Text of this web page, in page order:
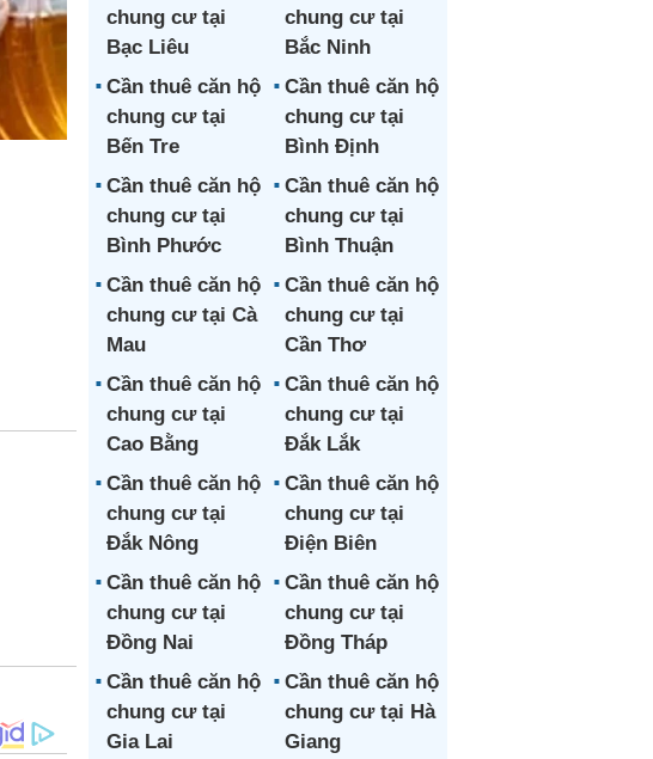
chung cư tại
Bạc Liêu
chung cư tại
Bắc Ninh
Cần thuê căn hộ
chung cư tại
Bến Tre
Cần thuê căn hộ
chung cư tại
Bình Định
Cần thuê căn hộ
chung cư tại
Bình Phước
Cần thuê căn hộ
chung cư tại
Bình Thuận
Cần thuê căn hộ
chung cư tại Cà
Mau
Cần thuê căn hộ
chung cư tại
Cần Thơ
Cần thuê căn hộ
chung cư tại
Cao Bằng
Cần thuê căn hộ
chung cư tại
Đắk Lắk
Cần thuê căn hộ
chung cư tại
Đắk Nông
Cần thuê căn hộ
chung cư tại
Điện Biên
Cần thuê căn hộ
chung cư tại
Đồng Nai
Cần thuê căn hộ
chung cư tại
Đồng Tháp
Cần thuê căn hộ
chung cư tại
Gia Lai
Cần thuê căn hộ
chung cư tại Hà
Giang